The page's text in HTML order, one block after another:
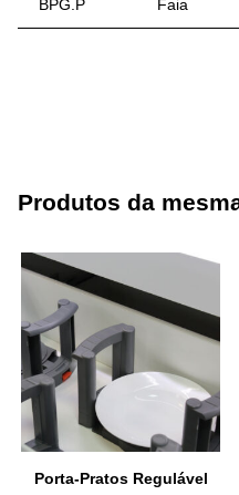
BPG.P Faia
Produtos da
Porta-Pratos Regulável